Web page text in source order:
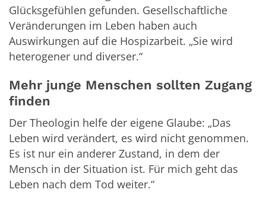
Glücksgefühlen gefunden. Gesellschaftliche
Veränderungen im Leben haben auch
Auswirkungen auf die Hospizarbeit. „Sie wird
heterogener und diverser.“
Mehr junge Menschen sollten Zugang
finden
Der Theologin helfe der eigene Glaube: „Das
Leben wird verändert, es wird nicht genommen.
Es ist nur ein anderer Zustand, in dem der
Mensch in der Situation ist. Für mich geht das
Leben nach dem Tod weiter.“